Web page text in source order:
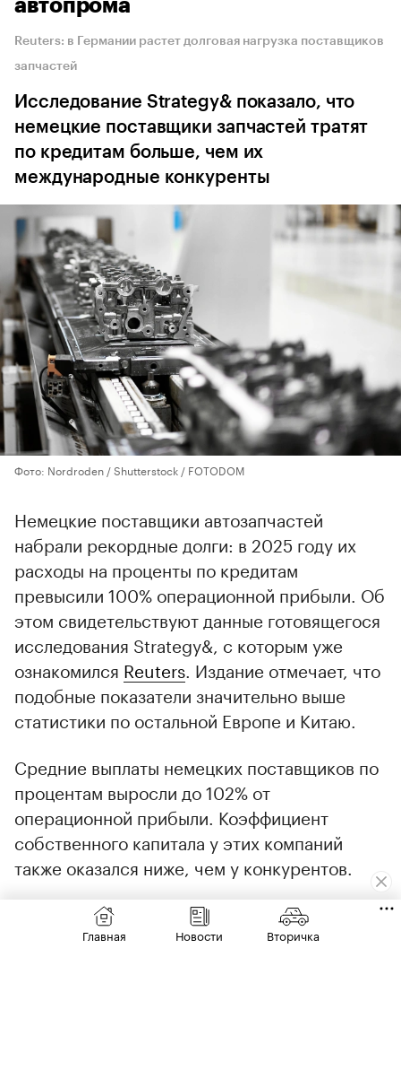
автопрома
Reuters: в Германии растет долговая нагрузка поставщиков
запчастей
Исследование Strategy& показало, что
немецкие поставщики запчастей тратят
по кредитам больше, чем их
международные конкуренты
Фото: Nordroden / Shutterstock / FOTODOM
Немецкие поставщики автозапчастей
набрали рекордные долги: в 2025 году их
расходы на проценты по кредитам
превысили 100% операционной прибыли. Об
этом свидетельствуют данные готовящегося
исследования Strategy&, с которым уже
ознакомился Reuters . Издание отмечает, что
подобные показатели значительно выше
статистики по остальной Европе и Китаю.
Средние выплаты немецких поставщиков по
процентам выросли до 102% от
операционной прибыли. Коэффициент
собственного капитала у этих компаний
также оказался ниже, чем у конкурентов.
Отмечается, что с 2019 по 2025 год разрыв в
издержках между немецкими и китайскими
Главная Новости Вторичка